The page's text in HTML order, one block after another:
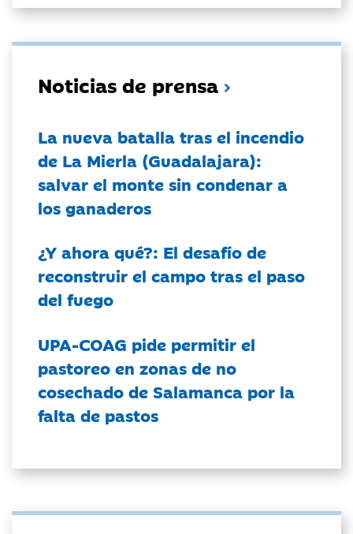
Noticias de prensa
La nueva batalla tras el incendio
de La Mierla (Guadalajara):
salvar el monte sin condenar a
los ganaderos
¿Y ahora qué?: El desafío de
reconstruir el campo tras el paso
del fuego
UPA-COAG pide permitir el
pastoreo en zonas de no
cosechado de Salamanca por la
falta de pastos